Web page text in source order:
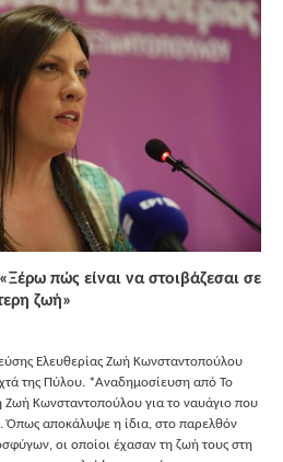
πώς είναι να στοιβάζεσαι σε
ζωή»
Ελευθερίας Ζωή Κωνσταντοπούλου
της Πύλου. *Αναδημοσίευση από Το
Κωνσταντοπούλου για το ναυάγιο που
Όπως αποκάλυψε η ίδια, στο παρελθόν
οι οποίοι έχασαν τη ζωή τους στη